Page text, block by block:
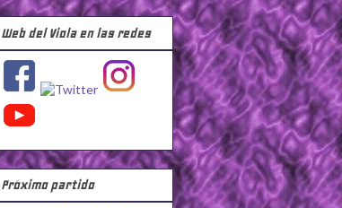
Web del Viola en las redes
Próximo partido